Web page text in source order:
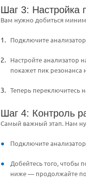
Шаг 3: Настройка
Вам нужно добиться
Подключите
Настройте анализатор
покажет пик резонанса
Теперь переключитесь
Шаг 4: Контроль
Самый важный этап. Нам
Подключите
Добейтесь того, чтобы
ниже — продолжайте